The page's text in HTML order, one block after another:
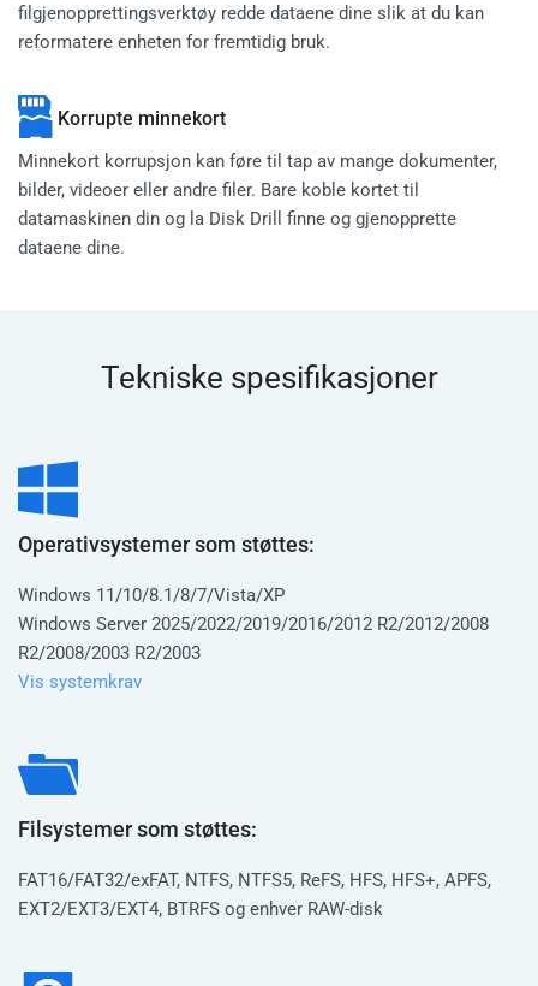
filgjenopprettingsverktøy redde dataene dine slik at du kan
reformatere enheten for fremtidig bruk.
Korrupte minnekort
Minnekort korrupsjon kan føre til tap av mange dokumenter,
bilder, videoer eller andre filer. Bare koble kortet til
datamaskinen din og la Disk Drill finne og gjenopprette
dataene dine.
Tekniske spesifikasjoner
Operativsystemer som støttes:
Windows 11/10/8.1/8/7/Vista/XP
Windows Server 2025/2022/2019/2016/2012 R2/2012/2008
R2/2008/2003 R2/2003
Vis systemkrav
Filsystemer som støttes:
FAT16/FAT32/exFAT, NTFS, NTFS5, ReFS, HFS, HFS+, APFS,
EXT2/EXT3/EXT4, BTRFS og enhver RAW-disk